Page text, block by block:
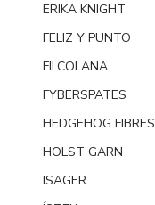
ERIKA KNIGHT
FELIZ Y PUNTO
FILCOLANA
FYBERSPATES
HEDGEHOG FIBRES
HOLST GARN
ISAGER